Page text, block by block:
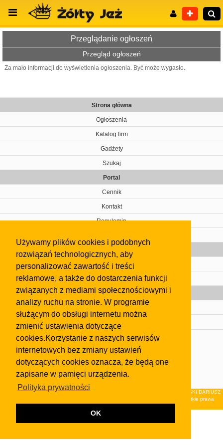
Używamy plików cookies i podobnych
rozwiązań technologicznych, aby
personalizować zawartość i treści
reklamowe, a także do dostarczenia funkcji
związanych z mediami społecznościowymi i
analizy ruchu na stronie. W programie
służącym do obsługi internetu można
zmienić ustawienia dotyczące
cookies.Korzystanie z naszych serwisów
internetowych bez zmiany ustawień
dotyczących cookies oznacza, że będą one
zapisane w pamięci urządzenia.
Polityka prywatności
OK
Przeglądanie ogłoszeń
Przegląd ogłoszeń
Za mało informacji do wyświetlenia ogłoszenia. Być może wygasło.
Strona główna
Ogłoszenia
Katalog firm
Gadżety
Szukaj
Portal
Cennik
Kontakt
Regulamin
Gazeta
Olkusz
Kontakt
Strefa dla biznesu
Biura nieruchomości
Dealerzy i autokomisy
Skontaktuj się z nami
regulaminuiPolityki Prywatności.
Klauzula FB
© 2026Wydawnictwo NEON sp. z o.o. (dawniej: FIRMA NEON MAREK KLUCZEWSKI DARIUSZ
KRAWCZYK s.c.) z siedzibą w Olkuszu, ul.Żuradzka 15, 32-300 Olkusz . Wszystkie prawa